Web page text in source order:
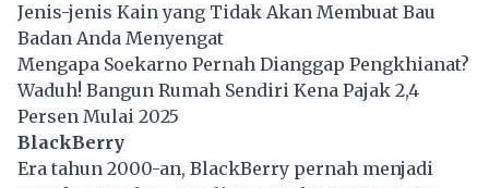
Jenis-jenis Kain yang Tidak Akan Membuat Bau
Badan Anda Menyengat
Mengapa Soekarno Pernah Dianggap Pengkhianat?
Waduh! Bangun Rumah Sendiri Kena Pajak 2,4
Persen Mulai 2025
BlackBerry
Era tahun 2000-an, BlackBerry pernah menjadi